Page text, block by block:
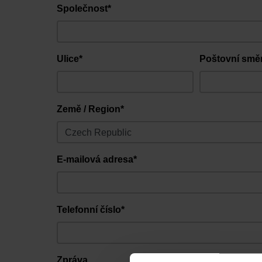
Společnost*
Ulice* Poštovní
Země / Region*
E-mailová adresa*
Telefonní číslo*